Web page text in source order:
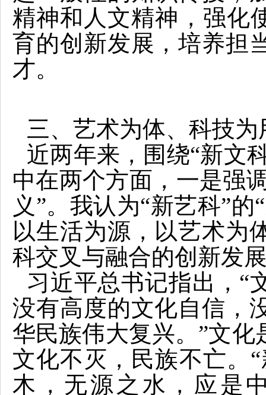
精神和人文精神，强化
育的创新发展，培养担
才。
三、艺术为体、科技为
近两年来，围绕“新文
中在两个方面，一是强
义”。我认为“新艺科”
以生活为源，以艺术为
科交叉与融合的创新发
习近平总书记指出，“
没有高度的文化自信，
华民族伟大复兴。”文
文化不灭，民族不亡。
木，无源之水，应是